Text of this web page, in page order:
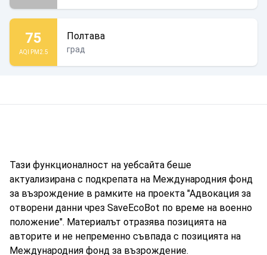
75
AQI PM2.5
Полтава
град
Тази функционалност на уебсайта беше
актуализирана с подкрепата на Международния фонд
за възрождение в рамките на проекта "Адвокация за
отворени данни чрез SaveEcoBot по време на военно
положение". Материалът отразява позицията на
авторите и не непременно съвпада с позицията на
Международния фонд за възрождение.